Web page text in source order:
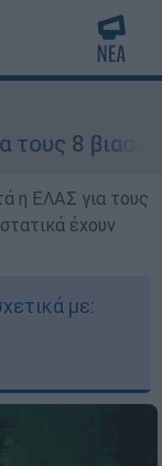
η ΕΛΑΣ για τους
έχουν
με: